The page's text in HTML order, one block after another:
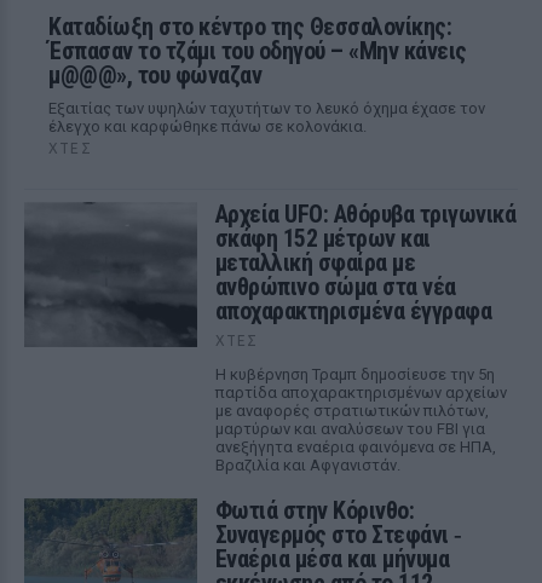
Καταδίωξη στο κέντρο της Θεσσαλονίκης:
Έσπασαν το τζάμι του οδηγού – «Μην κάνεις
μ@@@», του φώναζαν
Εξαιτίας των υψηλών ταχυτήτων το λευκό όχημα έχασε τον
έλεγχο και καρφώθηκε πάνω σε κολονάκια.
ΧΤΕΣ
Αρχεία UFO: Αθόρυβα τριγωνικά
σκάφη 152 μέτρων και
μεταλλική σφαίρα με
ανθρώπινο σώμα στα νέα
αποχαρακτηρισμένα έγγραφα
ΧΤΕΣ
Η κυβέρνηση Τραμπ δημοσίευσε την 5η
παρτίδα αποχαρακτηρισμένων αρχείων
με αναφορές στρατιωτικών πιλότων,
μαρτύρων και αναλύσεων του FBI για
ανεξήγητα εναέρια φαινόμενα σε ΗΠΑ,
Βραζιλία και Αφγανιστάν.
Φωτιά στην Κόρινθο:
Συναγερμός στο Στεφάνι ‑
Εναέρια μέσα και μήνυμα